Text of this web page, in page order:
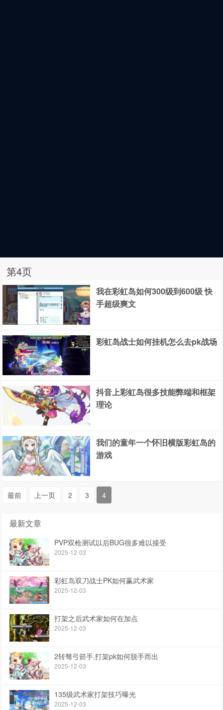
第4页
我在彩虹岛如何300级到600级 快
手超级爽文
彩虹岛战士如何挂机怎么去pk战场
抖音上彩虹岛很多技能弊端和框架
理论
我们的童年一个怀旧横版彩虹岛的
游戏
最前 上一页 2 3 4
最新文章
PVP双枪测试以后BUG很多难以接受
2025-12-03
彩虹岛双刀战士PK如何赢武术家
2025-12-03
打架之后武术家如何在加点
2025-12-03
2转驽弓箭手,打架pk如何脱手而出
2025-12-03
135级武术家打架技巧曝光
2025-12-03